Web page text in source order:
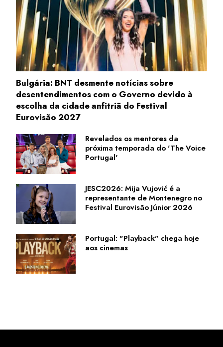
Bulgária: BNT desmente notícias sobre
desentendimentos com o Governo devido à
escolha da cidade anfitriã do Festival
Eurovisão 2027
Revelados os mentores da
próxima temporada do 'The Voice
Portugal'
JESC2026: Mija Vujović é a
representante de Montenegro no
Festival Eurovisão Júnior 2026
Portugal: "Playback" chega hoje
aos cinemas